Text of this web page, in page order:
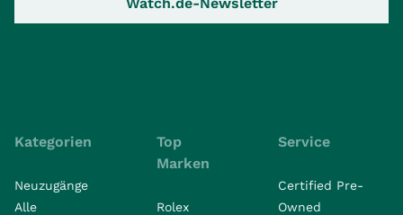
Kategorien
Neuzugänge
Alle
Top
Marken
Rolex
Service
Certified Pre-
Owned